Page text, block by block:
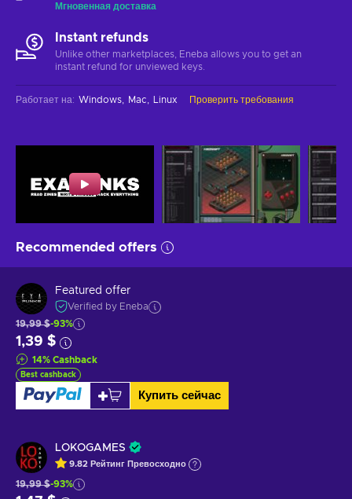
Мгновенная доставка
Instant refunds
Unlike other marketplaces, Eneba allows you to get an
instant refund for unviewed keys.
Работает на: Windows Mac Linux Проверить требования
Recommended offers
Featured offer
Verified by Eneba
19,99 $-93%
1,39 $
14% Cashback
Best cashback
Купить сейчас
LOKOGAMES
9.82 Рейтинг Превосходно
19,99 $-93%